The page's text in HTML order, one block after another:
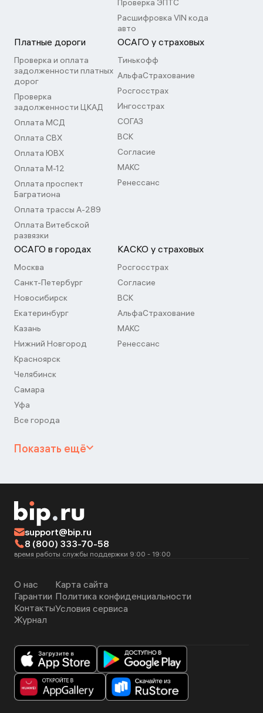
Проверка ЭПТС
Расшифровка VIN кода
авто
Платные дороги
Проверка и оплата
задолженности платных
дорог
Проверка
задолженности ЦКАД
Оплата МСД
Оплата СВХ
Оплата ЮВХ
Оплата М-12
Оплата проспект
Багратиона
Оплата трассы А-289
Оплата Витебской
развязки
ОСАГО у страховых
Тинькофф
АльфаСтрахование
Росгосстрах
Ингосстрах
СОГАЗ
ВСК
Согласие
МАКС
Ренессанс
ОСАГО в городах
Москва
Санкт-Петербург
Новосибирск
Екатеринбург
Казань
Нижний Новгород
Красноярск
Челябинск
Самара
Уфа
Все города
КАСКО у страховых
Росгосстрах
Согласие
ВСК
АльфаСтрахование
МАКС
Ренессанс
Показать ещё
support@bip.ru
8 (800) 333-70-58
время работы службы поддержки 9:00 - 19:00
О нас
Гарантии
Контакты
Журнал
Карта сайта
Политика конфиденциальности
Условия сервиса